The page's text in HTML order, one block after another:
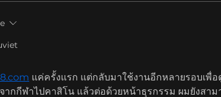
com
da
แค่ครั้งแรก แต่กลับมาใช้งานอีกหลายรอบเพื่
ากกีฬาไปคาสิโน แล้วต่อด้วยหน้าธุรกรรม ผมยังสาม